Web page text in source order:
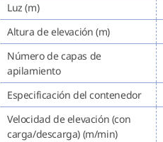
Luz (m)
Altura de elevación (m)
Número de capas de
apilamiento
Especificación del contenedor
Velocidad de elevación (con
carga/descarga) (m/min)